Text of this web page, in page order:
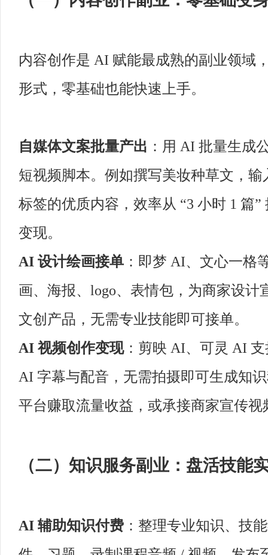
内容创作是 AI 赋能最成熟的副业领域
形式，零基础也能快速上手。
自媒体文案批量产出 ：用 AI 批量生成
短视频脚本。例如撰写美妆种草文，
标签的优质内容，效率从 “3 小时 1 篇
变现。
AI 设计绘画接单 ：即梦 AI、文心一格
画、海报、logo、表情包，为商家设
文创产品，无需专业技能即可接单。
AI 视频创作变现：剪映 AI、可灵 AI
AI 字幕与配音，无需拍摄即可生成知
平台赚取流量收益，或承接商家宣传视
（二）知识服务副业：盘活技能
AI 辅助知识付费 ：整理专业知识、技